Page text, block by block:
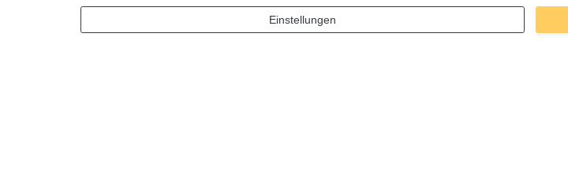
962,85 € * 1.758,75 € *
*inkl. ges. MwSt.
Einstellungen